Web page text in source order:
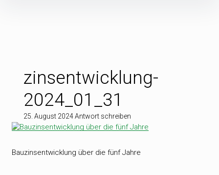
zinsentwicklung-
2024_01_31
25. August 2024Antwort schreiben
Bauzinsentwicklung über die fünf Jahre